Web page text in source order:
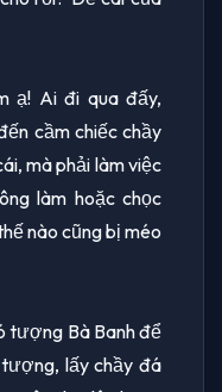
ạ! Ai đi qua đấy,
cầm chiếc chầy
mà phải làm việc
làm hoặc chọc
nào cũng bị méo
tượng Bà Banh để
lấy chầy đá